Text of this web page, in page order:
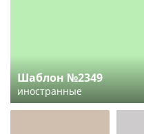
Шаблон №2349
иностранные